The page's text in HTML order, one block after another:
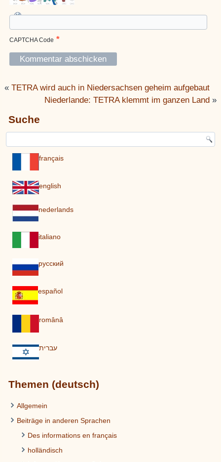
CAPTCHA Code *
«TETRA wird auch in Niedersachsen geheim aufgebaut
Niederlande: TETRA klemmt im ganzen Land »
Suche
français
english
nederlands
italiano
pусский
español
românâ
עברית
Themen (deutsch)
Allgemein
Beiträge in anderen Sprachen
Des informations en français
holländisch